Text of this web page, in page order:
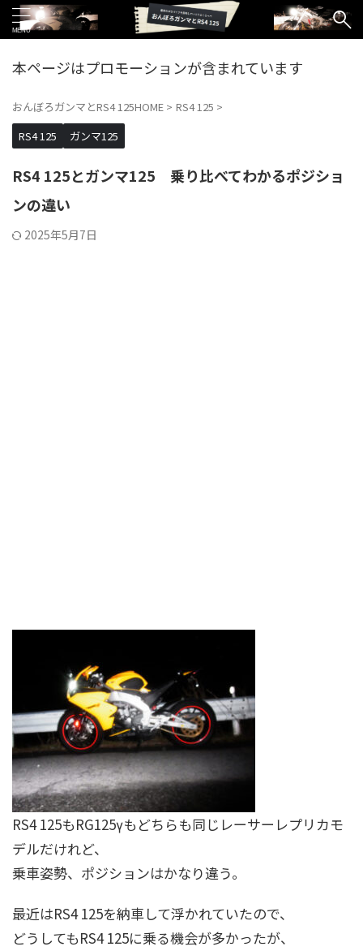
本ページはプロモーションが含まれています
おんぼろガンマとRS4 125HOME > RS4 125 >
RS4 125
ガンマ125
RS4 125とガンマ125 乗り比べてわかるポジショ
ンの違い
2025年5月7日
RS4 125もRG125γもどちらも同じレーサーレプリカモ
デルだけれど、
乗車姿勢、ポジションはかなり違う。
最近はRS4 125を納車して浮かれていたので、
どうしてもRS4 125に乗る機会が多かったが、